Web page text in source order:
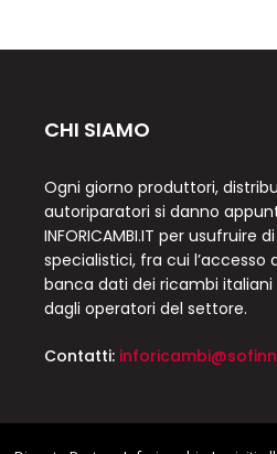
CHI SIAMO
Ogni giorno produttori,
autoriparatori si danno
INFORICAMBI.IT per usufruire
specialistici, fra cui l’accesso
banca dati dei ricambi
dagli operatori del settore.
Contatti: